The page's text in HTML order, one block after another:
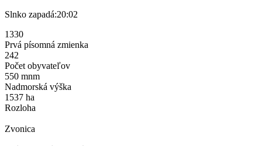
Slnko zapadá:20:02
1330
Prvá písomná zmienka
242
Počet obyvateľov
550 mnm
Nadmorská výška
1537 ha
Rozloha
Zvonica